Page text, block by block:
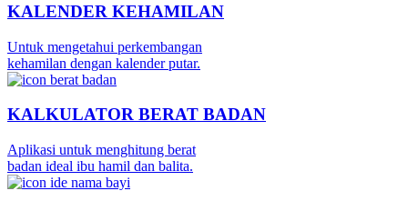
KALENDER KEHAMILAN
Untuk mengetahui perkembangan
kehamilan dengan kalender putar.
KALKULATOR BERAT BADAN
Aplikasi untuk menghitung berat
badan ideal ibu hamil dan balita.